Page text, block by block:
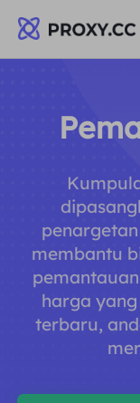
Proksi
Proksi
Proksi
PROXI
Proksi
Proksi
Data for
Solusi
BERDASARKAN
membantu
harga
terbaru,